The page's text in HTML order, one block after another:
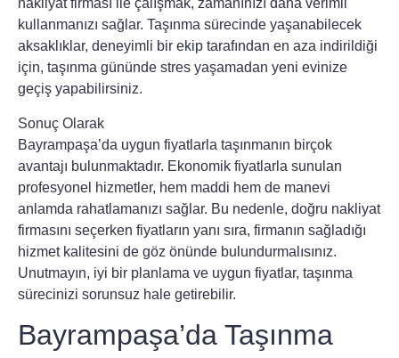
nakliyat firması ile çalışmak, zamanınızı daha verimli
kullanmanızı sağlar. Taşınma sürecinde yaşanabilecek
aksaklıklar, deneyimli bir ekip tarafından en aza indirildiği
için, taşınma gününde stres yaşamadan yeni evinize
geçiş yapabilirsiniz.
Sonuç Olarak
Bayrampaşa’da uygun fiyatlarla taşınmanın birçok
avantajı bulunmaktadır. Ekonomik fiyatlarla sunulan
profesyonel hizmetler, hem maddi hem de manevi
anlamda rahatlamanızı sağlar. Bu nedenle, doğru nakliyat
firmasını seçerken fiyatların yanı sıra, firmanın sağladığı
hizmet kalitesini de göz önünde bulundurmalısınız.
Unutmayın, iyi bir planlama ve uygun fiyatlar, taşınma
sürecinizi sorunsuz hale getirebilir.
Bayrampaşa’da Taşınma